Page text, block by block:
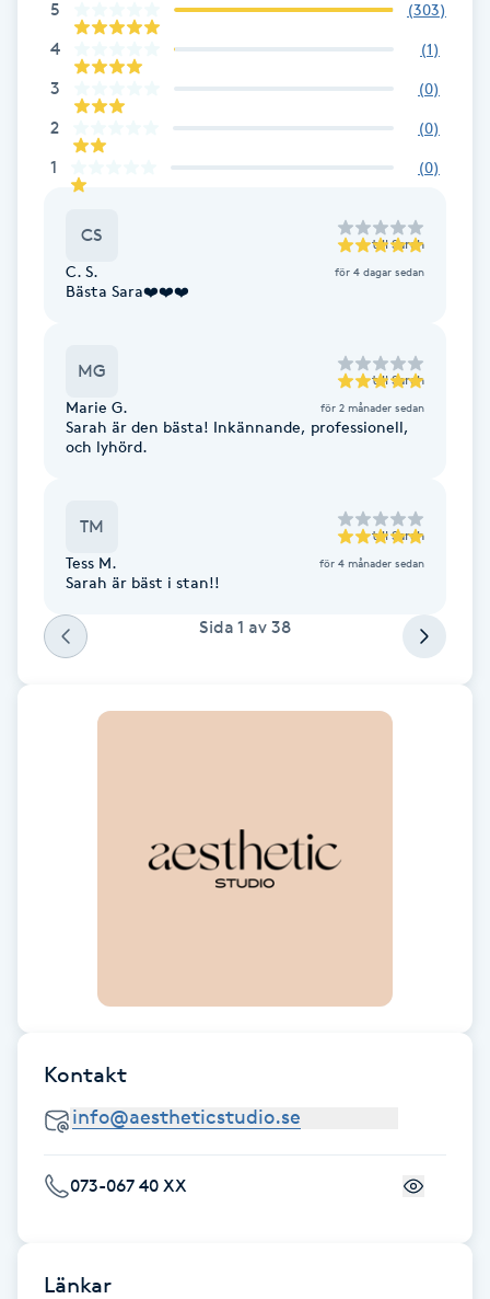
Fransk manikyr
Fransrengöring
Frekvensterapi
Friskvårdsmassage
Färgning
Gelenaglar
Gua Sha-massage
Hatha Yoga
Headspa
Healing
5 (303)
4 (1)
3 (0)
2 (0)
1 (0)
CS till Sarah
C. S. för 4 dagar sedan
Bästa Sara❤️❤️❤️
MG till Sarah
Marie G. för 2 månader sedan
Sarah är den bästa! Inkännande, professionell,
och lyhörd.
TM till Sarah
Tess M. för 4 månader sedan
Sarah är bäst i stan!!
Sida 1 av 38
Kontakt
073-067 40 XX
Länkar